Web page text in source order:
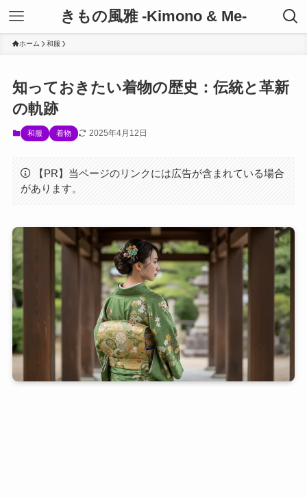
きもの風雅 -Kimono & Me-
ホーム 和服
知っておきたい着物の歴史：伝統と革新
の軌跡
和服 着物 2025年4月12日
【PR】当ページのリンクには広告が含まれている場合
があります。